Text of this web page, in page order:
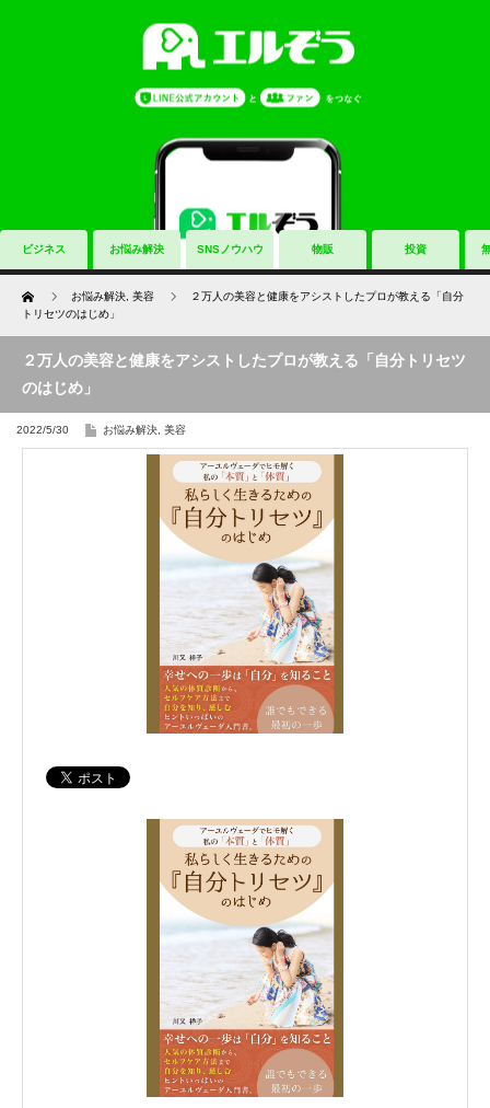
ビジネス お悩み解決 SNSノウハウ 物販 投資
Home お悩み解決 美容
２万人の美容と健康をアシストしたプロが教える「自分
トリセツのはじめ」
２万人の美容と健康をアシストしたプロが教える「自分トリセツ
のはじめ」
2022/5/30 お悩み解決 美容